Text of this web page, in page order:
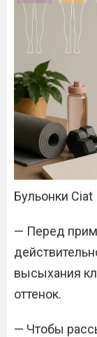
Бульонки Ciat
— Перед
высыхания
оттенок.
— Чтобы